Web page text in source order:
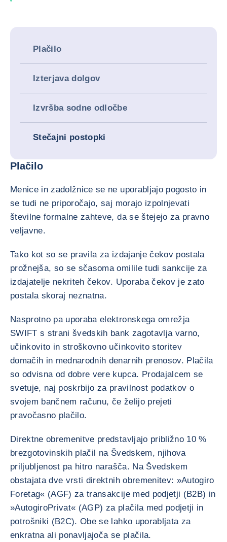
Plačilo
Izterjava dolgov
Izvršba sodne odločbe
Stečajni postopki
Plačilo
Menice in zadolžnice se ne uporabljajo pogosto in
se tudi ne priporočajo, saj morajo izpolnjevati
številne formalne zahteve, da se štejejo za pravno
veljavne.
Tako kot so se pravila za izdajanje čekov postala
prožnejša, so se sčasoma omilile tudi sankcije za
izdajatelje nekriteh čekov. Uporaba čekov je zato
postala skoraj neznatna.
Nasprotno pa uporaba elektronskega omrežja
SWIFT s strani švedskih bank zagotavlja varno,
učinkovito in stroškovno učinkovito storitev
domačih in mednarodnih denarnih prenosov. Plačila
so odvisna od dobre vere kupca. Prodajalcem se
svetuje, naj poskrbijo za pravilnost podatkov o
svojem bančnem računu, če želijo prejeti
pravočasno plačilo.
Direktne obremenitve predstavljajo približno 10 %
brezgotovinskih plačil na Švedskem, njihova
priljubljenost pa hitro narašča. Na Švedskem
obstajata dve vrsti direktnih obremenitev: »Autogiro
Foretag« (AGF) za transakcije med podjetji (B2B) in
»AutogiroPrivat« (AGP) za plačila med podjetji in
potrošniki (B2C). Obe se lahko uporabljata za
enkratna ali ponavljajoča se plačila.